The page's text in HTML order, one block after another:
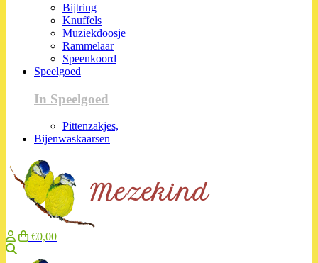
Bijtring
Knuffels
Muziekdoosje
Rammelaar
Speenkoord
Speelgoed
In Speelgoed
Pittenzakjes,
Bijenwaskaarsen
€0,00